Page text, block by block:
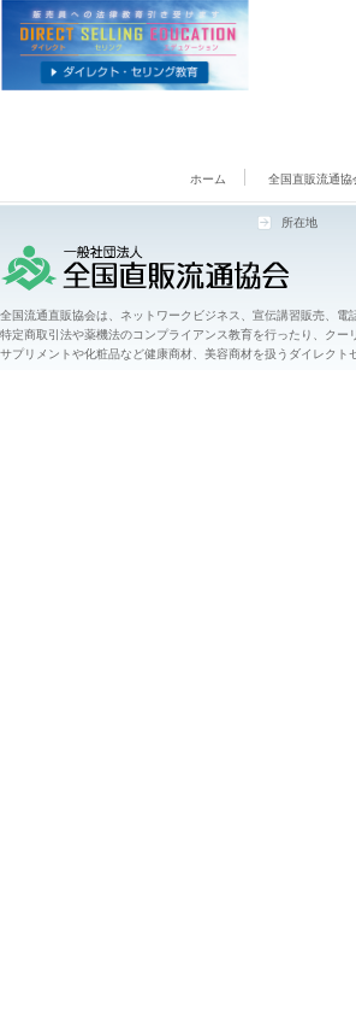
ホーム 全国直販流通協
所在地
全国流通直販協会は、ネットワークビジネス、宣伝講習販売、
特定商取引法や薬機法のコンプライアンス教育を行ったり、ク
サプリメントや化粧品など健康商材、美容商材を扱うダイレク